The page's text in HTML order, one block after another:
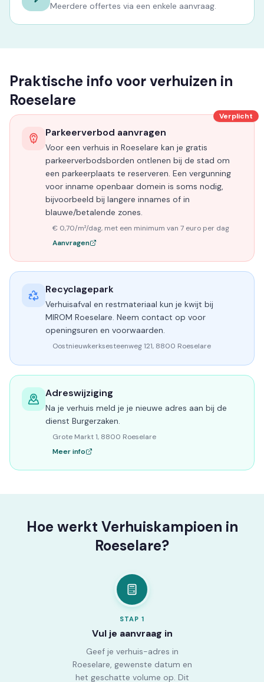
Meerdere offertes via een enkele aanvraag.
Praktische info voor verhuizen in
Roeselare
Verplicht
Parkeerverbod aanvragen
Voor een verhuis in Roeselare kan je gratis
parkeerverbodsborden ontlenen bij de stad om
een parkeerplaats te reserveren. Een vergunning
voor inname openbaar domein is soms nodig,
bijvoorbeeld bij langere innames of in
blauwe/betalende zones.
€ 0,70/m²/dag, met een minimum van 7 euro per dag
Aanvragen
Recyclagepark
Verhuisafval en restmateriaal kun je kwijt bij
MIROM Roeselare. Neem contact op voor
openingsuren en voorwaarden.
Oostnieuwkerksesteenweg 121, 8800 Roeselare
Adreswijziging
Na je verhuis meld je je nieuwe adres aan bij de
dienst Burgerzaken.
Grote Markt 1, 8800 Roeselare
Meer info
Hoe werkt Verhuiskampioen in
Roeselare?
STAP1
Vul je aanvraag in
Geef je verhuis-adres in
Roeselare, gewenste datum en
het geschatte volume op. Dit